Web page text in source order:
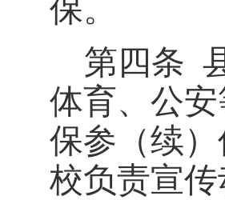
保。
第四条
体育、公
保参（续
校负责宣